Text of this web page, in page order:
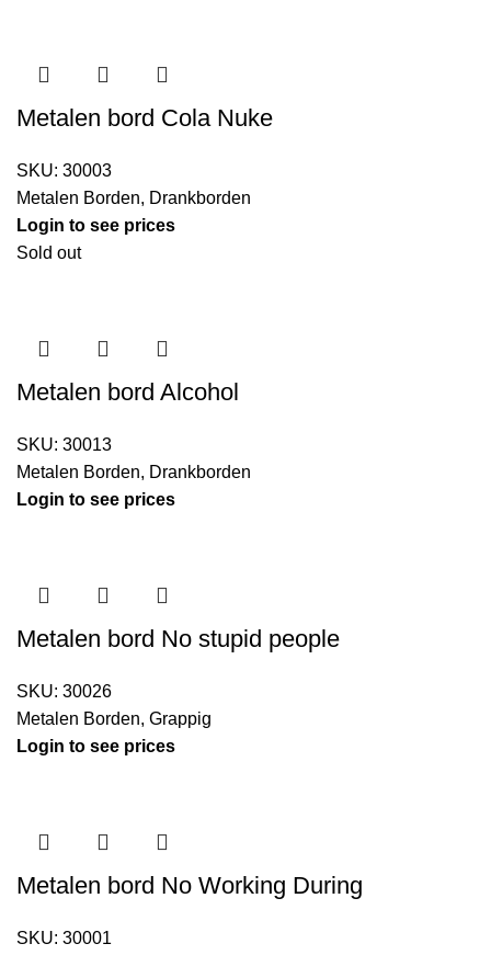
Metalen bord Cola Nuke
SKU: 30003
Metalen Borden, Drankborden
Login to see prices
Sold out
Metalen bord Alcohol
SKU: 30013
Metalen Borden, Drankborden
Login to see prices
Metalen bord No stupid people
SKU: 30026
Metalen Borden, Grappig
Login to see prices
Metalen bord No Working During
SKU: 30001